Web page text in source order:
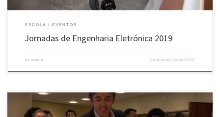
ESCOLA EVENTOS
Jornadas de Engenharia Eletrónica 2019
by admin Published 16/02/2019